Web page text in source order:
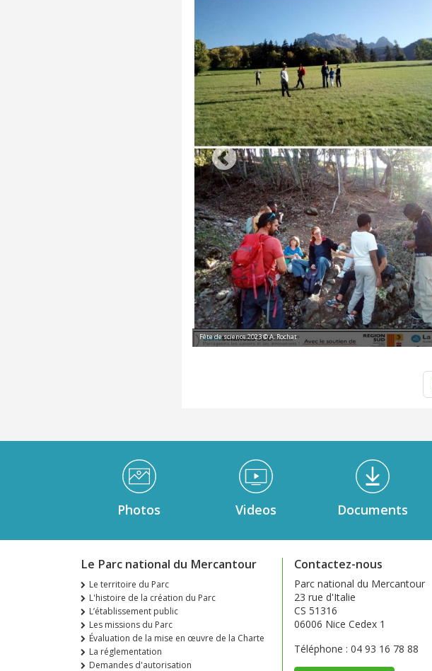
Fête de science 2023 © A. Rochat
Médiathèque Footer
Photos Videos Documents
Le Parc national du Mercantour
Le territoire du Parc
L'histoire de la création du Parc
L’établissement public
Les missions du Parc
Évaluation de la mise en œuvre de la Charte
La réglementation
Demandes d'autorisation
Contactez-nous
Parc national du Mercantour
23 rue d'Italie
CS 51316
06006 Nice Cedex 1
Téléphone : 04 93 16 78 88